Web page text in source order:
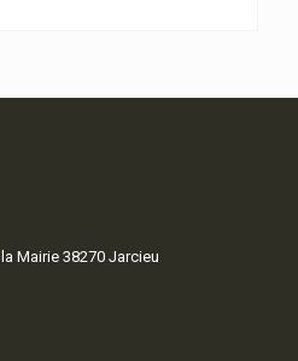
Mairie 38270 Jarcieu